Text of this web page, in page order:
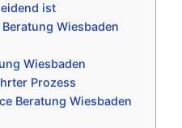
ist
Wiesbaden
Wiesbaden
Prozess
Beratung Wiesbaden